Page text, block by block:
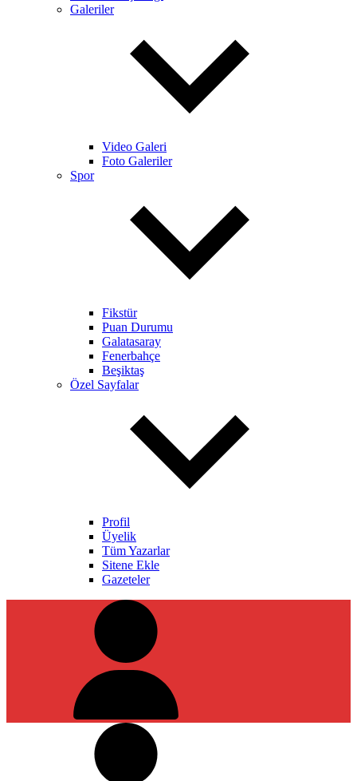
Galeriler
Video Galeri
Foto Galeriler
Spor
Fikstür
Puan Durumu
Galatasaray
Fenerbahçe
Beşiktaş
Özel Sayfalar
Profil
Üyelik
Tüm Yazarlar
Sitene Ekle
Gazeteler